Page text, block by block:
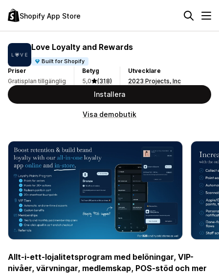
Shopify App Store
Love Loyalty and Rewards
Built for Shopify
Priser
Gratisplan tillgänglig
Betyg
5,0
(318)
Utvecklare
2023 Projects, Inc
Installera
Visa demobutik
Allt-i-ett-lojalitetsprogram med belöningar, VIP-
nivåer, värvningar, medlemskap, POS-stöd och mer